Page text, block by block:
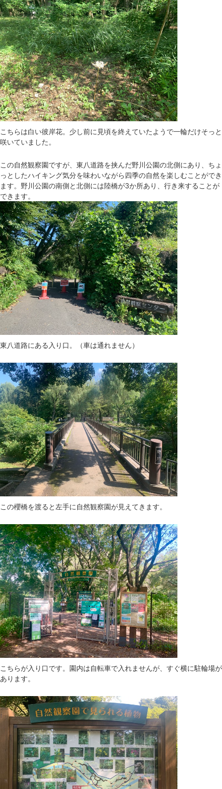
こちらは白い彼岸花。少し前に見頃を終えていたようで一輪だけそっと
咲いていました。
この自然観察園ですが、東八道路を挟んだ野川公園の北側にあり、ちょ
っとしたハイキング気分を味わいながら四季の自然を楽しむことができ
ます。野川公園の南側と北側には陸橋が3か所あり、行き来することが
できます。
東八道路にある入り口。（車は通れません）
この櫻橋を渡ると左手に自然観察園が見えてきます。
こちらが入り口です。園内は自転車で入れませんが、すぐ横に駐輪場が
あります。